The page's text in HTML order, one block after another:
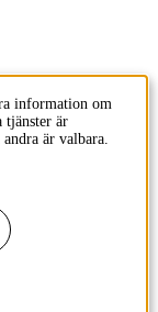
information om
tjänster är
är valbara.